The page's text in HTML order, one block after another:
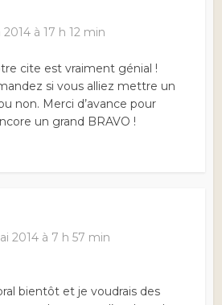
2014 à 17 h 12 min
cite est vraiment génial !
si vous alliez mettre un
non. Merci d’avance pour
un grand BRAVO !
2014 à 7 h 57 min
bientôt et je voudrais des